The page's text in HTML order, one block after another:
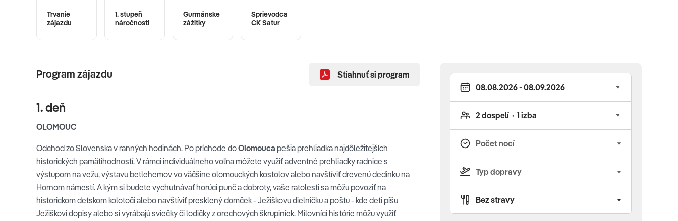
Trvanie
zájazdu
1. stupeň
náročnosti
Gurmánske
zážitky
Sprievodca
CK Satur
Program zájazdu Stiahnuť si program
1. deň
OLOMOUC
Odchod zo Slovenska v ranných hodinách. Po príchode doOlomouca pešia prehliadka najdôležitejších
historických pamätihodností. V rámci individuálneho voľna môžete využiť adventné prehliadky radnice s
výstupom na vežu, výstavu betlehemov vo väčšine olomouckých kostolov alebo navštíviť drevenú dedinku na
Hornom námestí. A kým si budete vychutnávať horúci punč a dobroty, vaše ratolesti sa môžu povoziť na
historickom detskom kolotoči alebo navštíviť presklený domček - Ježiškovu dielničku a poštu - kde deti píšu
Ježiškovi dopisy alebo si vyrábajú sviečky či lodičky z orechových škrupiniek. Milovníci histórie môžu využiť